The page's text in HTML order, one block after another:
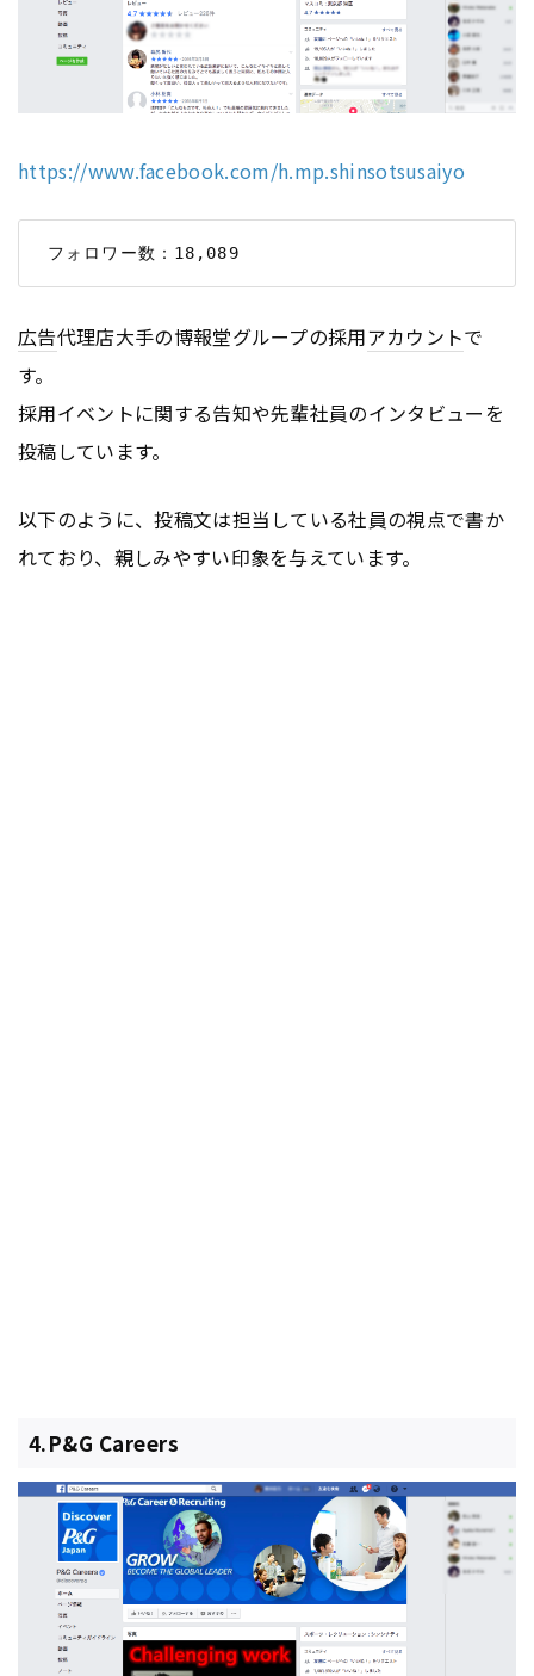
https://www.facebook.com/h.mp.shinsotsusaiyo
広告代理店大手の博報堂グループの採用アカウントで
す。
採用イベントに関する告知や先輩社員のインタビューを
投稿しています。
以下のように、投稿文は担当している社員の視点で書か
れており、親しみやすい印象を与えています。
4.P&G Careers